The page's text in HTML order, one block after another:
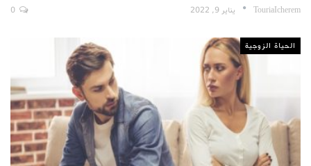
TouriaIcherem يناير 9, 2022
الحياة الزوجية